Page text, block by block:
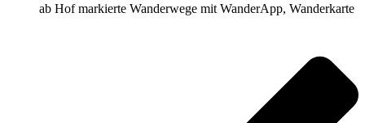
ab Hof markierte Wanderwege mit WanderApp, Wanderkarte